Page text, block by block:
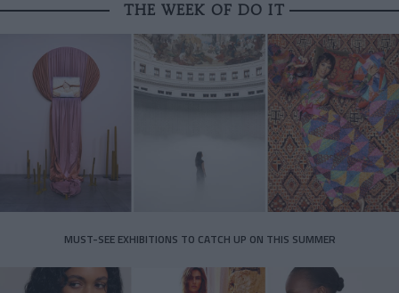
THE WEEK OF DO IT
MUST-SEE EXHIBITIONS TO CATCH UP ON THIS SUMMER